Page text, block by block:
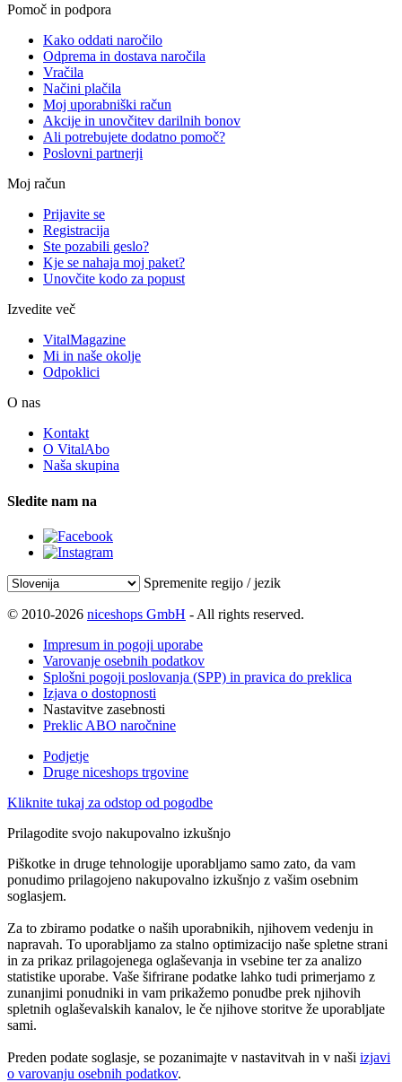
Pomoč in podpora
Kako oddati naročilo
Odprema in dostava naročila
Vračila
Načini plačila
Moj uporabniški račun
Akcije in unovčitev darilnih bonov
Ali potrebujete dodatno pomoč?
Poslovni partnerji
Moj račun
Prijavite se
Registracija
Ste pozabili geslo?
Kje se nahaja moj paket?
Unovčite kodo za popust
Izvedite več
VitalMagazine
Mi in naše okolje
Odpoklici
O nas
Kontakt
O VitalAbo
Naša skupina
Sledite nam na
Spremenite regijo / jezik
© 2010-2026 niceshops GmbH - All rights reserved.
Impresum in pogoji uporabe
Varovanje osebnih podatkov
Splošni pogoji poslovanja (SPP) in pravica do preklica
Izjava o dostopnosti
Nastavitve zasebnosti
Preklic ABO naročnine
Podjetje
Druge niceshops trgovine
Kliknite tukaj za odstop od pogodbe
Prilagodite svojo nakupovalno izkušnjo
Piškotke in druge tehnologije uporabljamo samo zato, da vam
ponudimo prilagojeno nakupovalno izkušnjo z vašim osebnim
soglasjem.
Za to zbiramo podatke o naših uporabnikih, njihovem vedenju in
napravah. To uporabljamo za stalno optimizacijo naše spletne strani
in za prikaz prilagojenega oglaševanja in vsebine ter za analizo
statistike uporabe. Vaše šifrirane podatke lahko tudi primerjamo z
zunanjimi ponudniki in vam prikažemo ponudbe prek njihovih
spletnih oglaševalskih kanalov, le če njihove storitve že uporabljate
sami.
Preden podate soglasje, se pozanimajte v nastavitvah in v naši izjavi
o varovanju osebnih podatkov.